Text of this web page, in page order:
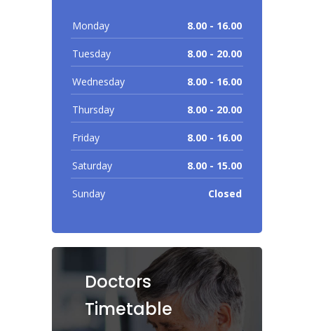
Monday 8.00 - 16.00
Tuesday 8.00 - 20.00
Wednesday 8.00 - 16.00
Thursday 8.00 - 20.00
Friday 8.00 - 16.00
Saturday 8.00 - 15.00
Sunday Closed
Doctors
Timetable